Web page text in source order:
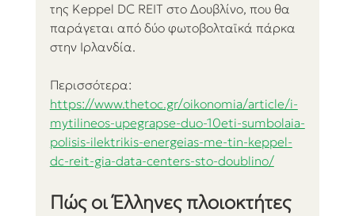
της Keppel DC REIT στο Δουβλίνο, που θα
παράγεται από δύο φωτοβολταϊκά πάρκα
στην Ιρλανδία.
Περισσότερα:
https://www.thetoc.gr/oikonomia/article/i-
mytilineos-upegrapse-duo-10eti-sumbolaia-
polisis-ilektrikis-energeias-me-tin-keppel-
dc-reit-gia-data-centers-sto-doublino/
Πώς οι Έλληνες πλοιοκτήτες